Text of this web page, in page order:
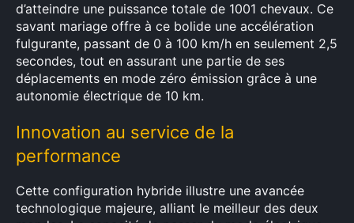
d’atteindre une puissance totale de 1001 chevaux. Ce
savant mariage offre à ce bolide une accélération
fulgurante, passant de 0 à 100 km/h en seulement 2,5
secondes, tout en assurant une partie de ses
déplacements en mode zéro émission grâce à une
autonomie électrique de 10 km.
Innovation au service de la
performance
Cette configuration hybride illustre une avancée
technologique majeure, alliant le meilleur des deux